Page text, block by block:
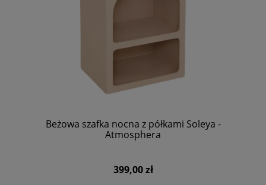
Beżowa szafka nocna z półkami Soleya -
Atmosphera
399,00 zł